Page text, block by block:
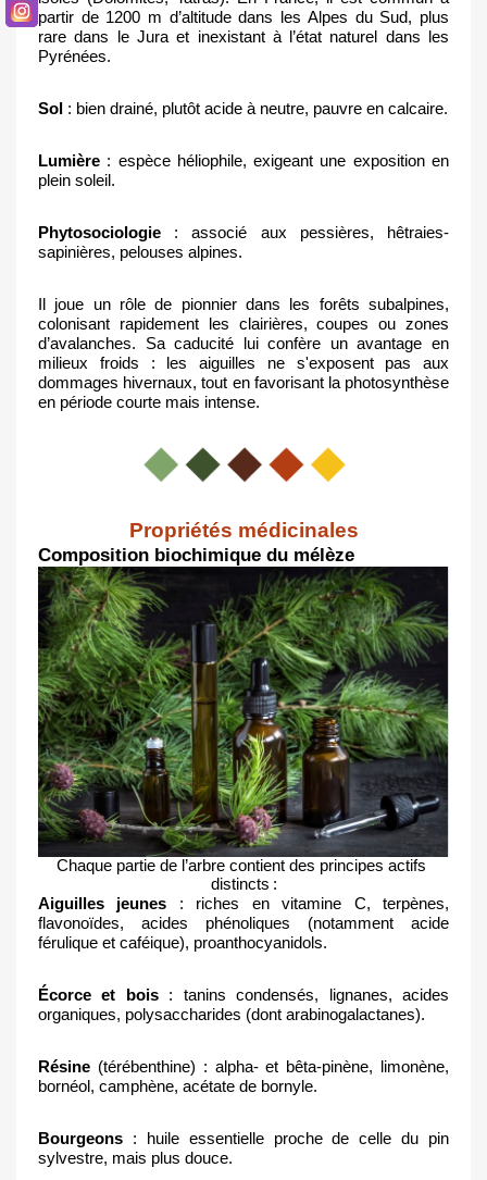
partir de 1200 m d’altitude dans les Alpes du Sud, plus
rare dans le Jura et inexistant à l’état naturel dans les
Pyrénées.
Sol : bien drainé, plutôt acide à neutre, pauvre en calcaire.
Lumière : espèce héliophile, exigeant une exposition en
plein soleil.
Phytosociologie : associé aux pessières, hêtraies-
sapinières, pelouses alpines.
Il joue un rôle de pionnier dans les forêts subalpines,
colonisant rapidement les clairières, coupes ou zones
d’avalanches. Sa caducité lui confère un avantage en
milieux froids : les aiguilles ne s'exposent pas aux
dommages hivernaux, tout en favorisant la photosynthèse
en période courte mais intense.
Propriétés médicinales
Composition biochimique du mélèze
Chaque partie de l’arbre contient des principes actifs
distincts :
Aiguilles jeunes : riches en vitamine C, terpènes,
flavonoïdes, acides phénoliques (notamment acide
férulique et caféique), proanthocyanidols.
Écorce et bois : tanins condensés, lignanes, acides
organiques, polysaccharides (dont arabinogalactanes).
Résine (térébenthine) : alpha- et bêta-pinène, limonène,
bornéol, camphène, acétate de bornyle.
Bourgeons : huile essentielle proche de celle du pin
sylvestre, mais plus douce.